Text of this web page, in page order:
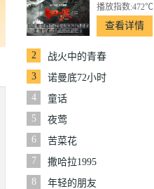
播放指数:472℃
查看详情
2
战火中的青春
3
诺曼底72小时
4
童话
5
夜莺
6
苦菜花
7
撒哈拉1995
8
年轻的朋友